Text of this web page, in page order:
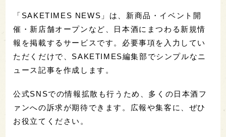
「SAKETIMES NEWS」は、新商品・イベント開
催・新店舗オープンなど、日本酒にまつわる新規情
報を掲載するサービスです。必要事項を入力してい
ただくだけで、SAKETIMES編集部でシンプルなニ
ュース記事を作成します。
公式SNSでの情報拡散も行うため、多くの日本酒フ
ァンへの訴求が期待できます。広報や集客に、ぜひ
お役立てください。